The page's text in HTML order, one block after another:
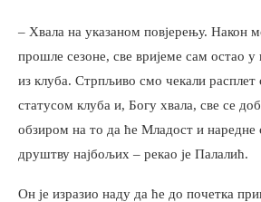
– Хвала на указаном повјерењу. Након
прошле сезоне, све вријеме сам остао
из клуба. Стрпљиво смо чекали расплет
статусом клуба и, Богу хвала, све се
обзиром на то да ће Младост и наредне
друштву најбољих – рекао је Палалић.
Он је изразио наду да ће до почетка